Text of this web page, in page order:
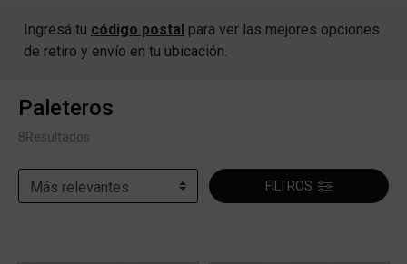
Ingresá tu código postal para ver las mejores opciones
de retiro y envío en tu ubicación.
Paleteros
8Resultados
FILTROS